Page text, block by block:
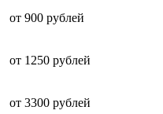
от 900 рублей
от 1250 рублей
от 3300 рублей